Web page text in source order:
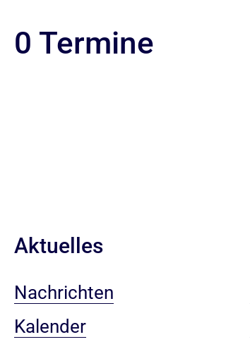
0 Termine
Aktuelles
Nachrichten
Kalender